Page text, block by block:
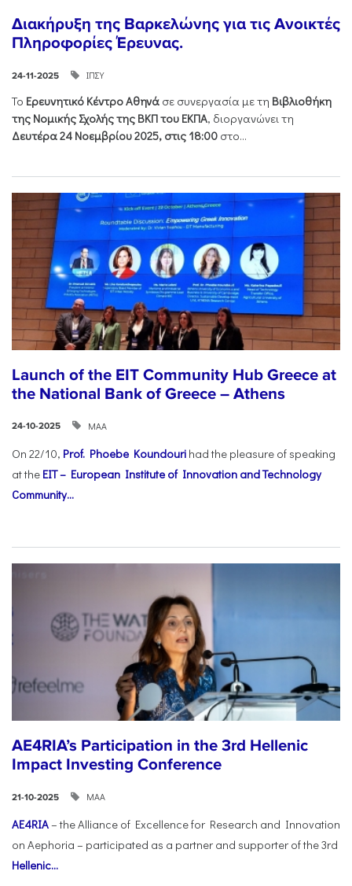
Διακήρυξη της Βαρκελώνης για τις Ανοικτές
Πληροφορίες Έρευνας.
24-11-2025 ΙΠΣΥ
Το Ερευνητικό Κέντρο Αθηνά σε συνεργασία με τη Βιβλιοθήκη
της Νομικής Σχολής της ΒΚΠ του ΕΚΠΑ, διοργανώνει τη
Δευτέρα 24 Νοεμβρίου 2025, στις 18:00 στο...
Launch of the EIT Community Hub Greece at
the National Bank of Greece – Athens
24-10-2025 ΜΑΑ
On 22/10, Prof. Phoebe Koundouri had the pleasure of speaking
at the EIT – European Institute of Innovation and Technology
Community...
AE4RIA’s Participation in the 3rd Hellenic
Impact Investing Conference
21-10-2025 ΜΑΑ
AE4RIA– the Alliance of Excellence for Research and Innovation
on Aephoria – participated as a partner and supporter of the 3rd
Hellenic...